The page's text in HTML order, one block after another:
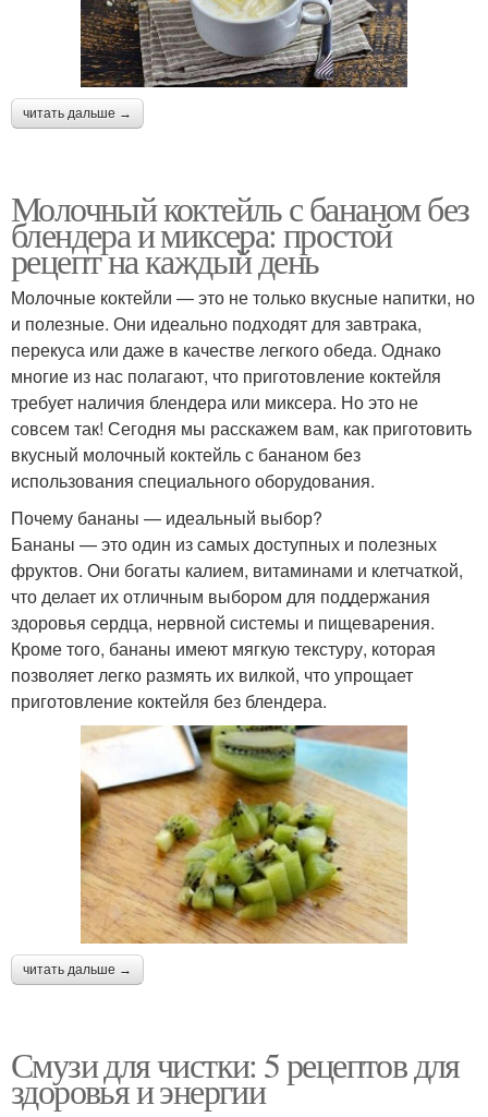
читать дальше →
Молочный коктейль с бананом без
блендера и миксера: простой
рецепт на каждый день
Молочные коктейли — это не только вкусные напитки, но
и полезные. Они идеально подходят для завтрака,
перекуса или даже в качестве легкого обеда. Однако
многие из нас полагают, что приготовление коктейля
требует наличия блендера или миксера. Но это не
совсем так! Сегодня мы расскажем вам, как приготовить
вкусный молочный коктейль с бананом без
использования специального оборудования.
Почему бананы — идеальный выбор?
Бананы — это один из самых доступных и полезных
фруктов. Они богаты калием, витаминами и клетчаткой,
что делает их отличным выбором для поддержания
здоровья сердца, нервной системы и пищеварения.
Кроме того, бананы имеют мягкую текстуру, которая
позволяет легко размять их вилкой, что упрощает
приготовление коктейля без блендера.
читать дальше →
Смузи для чистки: 5 рецептов для
здоровья и энергии